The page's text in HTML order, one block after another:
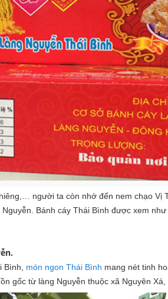
người ta còn nhớ đến nem chạo Vị
Bánh cáy Thái Bình được xem
Bình, món ngon Thái Bình mang nét tinh
gốc từ làng Nguyễn thuộc xã Nguyên